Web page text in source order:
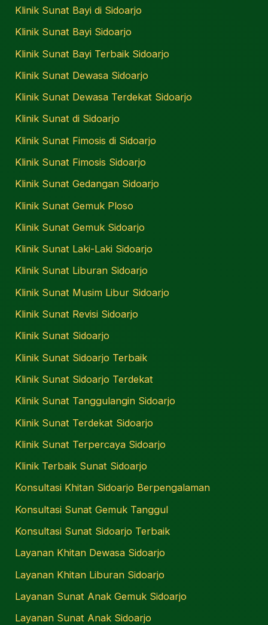
Klinik Sunat Bayi di Sidoarjo
Klinik Sunat Bayi Sidoarjo
Klinik Sunat Bayi Terbaik Sidoarjo
Klinik Sunat Dewasa Sidoarjo
Klinik Sunat Dewasa Terdekat Sidoarjo
Klinik Sunat di Sidoarjo
Klinik Sunat Fimosis di Sidoarjo
Klinik Sunat Fimosis Sidoarjo
Klinik Sunat Gedangan Sidoarjo
Klinik Sunat Gemuk Ploso
Klinik Sunat Gemuk Sidoarjo
Klinik Sunat Laki-Laki Sidoarjo
Klinik Sunat Liburan Sidoarjo
Klinik Sunat Musim Libur Sidoarjo
Klinik Sunat Revisi Sidoarjo
Klinik Sunat Sidoarjo
Klinik Sunat Sidoarjo Terbaik
Klinik Sunat Sidoarjo Terdekat
Klinik Sunat Tanggulangin Sidoarjo
Klinik Sunat Terdekat Sidoarjo
Klinik Sunat Terpercaya Sidoarjo
Klinik Terbaik Sunat Sidoarjo
Konsultasi Khitan Sidoarjo Berpengalaman
Konsultasi Sunat Gemuk Tanggul
Konsultasi Sunat Sidoarjo Terbaik
Layanan Khitan Dewasa Sidoarjo
Layanan Khitan Liburan Sidoarjo
Layanan Sunat Anak Gemuk Sidoarjo
Layanan Sunat Anak Sidoarjo